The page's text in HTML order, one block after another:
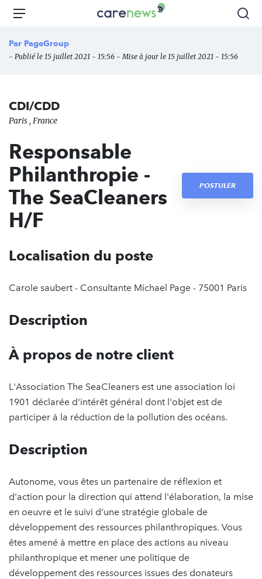
Aller
principal
Carenews,
des
Menu
Par PageGroup
- Publié le 15 juillet 2021 - 15:56 - Mise à jour le 15 juillet 2021 - 15:56
CDI/CDD
Paris , France
Responsable
Philanthropie -
The SeaCleaners
H/F
POSTULER
Localisation du poste
Carole saubert - Consultante Michael Page - 75001 Paris
Description
À propos de notre client
L'Association The SeaCleaners est une association loi
1901 déclarée d'intérêt général dont l'objet est de
participer à la réduction de la pollution des océans.
Description
Autonome, vous êtes un partenaire de réflexion et
d'action pour la direction qui attend l'élaboration, la mise
en oeuvre et le suivi d'une stratégie globale de
développement des ressources philanthropiques. Vous
êtes amené à mettre en place des actions au niveau
philanthropique et mener une politique de
développement des ressources issues des donateurs